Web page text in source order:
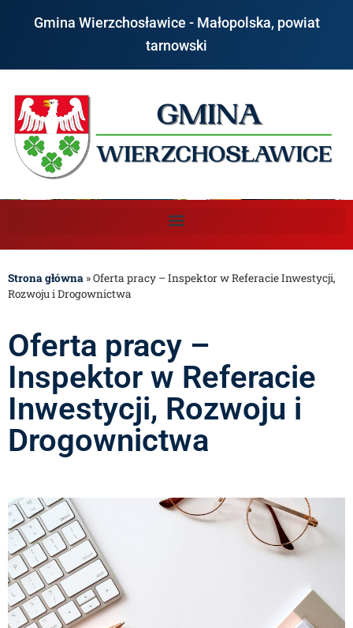
Gmina Wierzchosławice - Małopolska, powiat
tarnowski
Strona główna »Oferta pracy – Inspektor w Referacie Inwestycji,
Rozwoju i Drogownictwa
Oferta pracy –
Inspektor w Referacie
Inwestycji, Rozwoju i
Drogownictwa